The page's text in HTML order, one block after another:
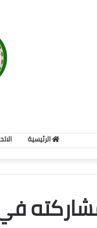
الرئيسية